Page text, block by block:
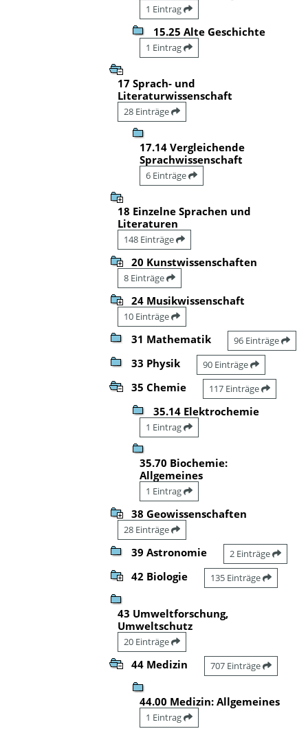
1 Eintrag
15.25 Alte Geschichte
1 Eintrag
17 Sprach- und
Literaturwissenschaft
28 Einträge
17.14 Vergleichende
Sprachwissenschaft
6 Einträge
18 Einzelne Sprachen und
Literaturen
148 Einträge
20 Kunstwissenschaften
8 Einträge
24 Musikwissenschaft
10 Einträge
31 Mathematik 96 Einträge
33 Physik 90 Einträge
35 Chemie 117 Einträge
35.14 Elektrochemie
1 Eintrag
35.70 Biochemie:
Allgemeines
1 Eintrag
38 Geowissenschaften
28 Einträge
39 Astronomie 2 Einträge
42 Biologie 135 Einträge
43 Umweltforschung,
Umweltschutz
20 Einträge
44 Medizin 707 Einträge
44.00 Medizin: Allgemeines
1 Eintrag